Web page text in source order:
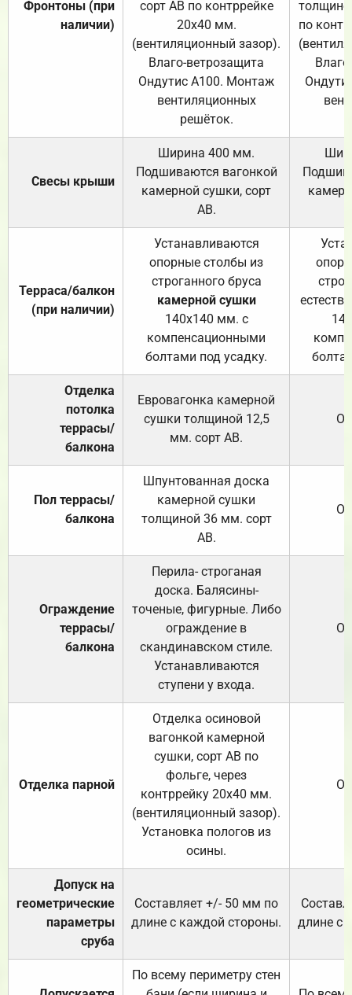
Фронтоны (при
наличии)
сорт АВ по контррейке
20х40 мм.
(вентиляционный зазор).
Влаго-ветрозащита
Ондутис А100. Монтаж
вентиляционных
решёток.
по
Свесы крыши
Ширина 400 мм.
Подшиваются вагонкой
камерной сушки, сорт
АВ.
Терраса/балкон
(при наличии)
Устанавливаются
опорные столбы из
строганного бруса
камерной сушки
140х140 мм. с
компенсационными
болтами под усадку.
Отделка
потолка
террасы/
балкона
Евровагонка камерной
сушки толщиной 12,5
мм. сорт АВ.
Пол террасы/
балкона
Шпунтованная доска
камерной сушки
толщиной 36 мм. сорт
АВ.
Ограждение
террасы/
балкона
Перила- строганая
доска. Балясины-
точеные, фигурные. Либо
ограждение в
скандинавском стиле.
Устанавливаются
ступени у входа.
Отделка парной
Отделка осиновой
вагонкой камерной
сушки, сорт АВ по
фольге, через
контррейку 20х40 мм.
(вентиляционный зазор).
Установка пологов из
осины.
Допуск на
геометрические
параметры
сруба
Составляет +/- 50 мм по
длине с каждой стороны.
длине с
По всему периметру стен